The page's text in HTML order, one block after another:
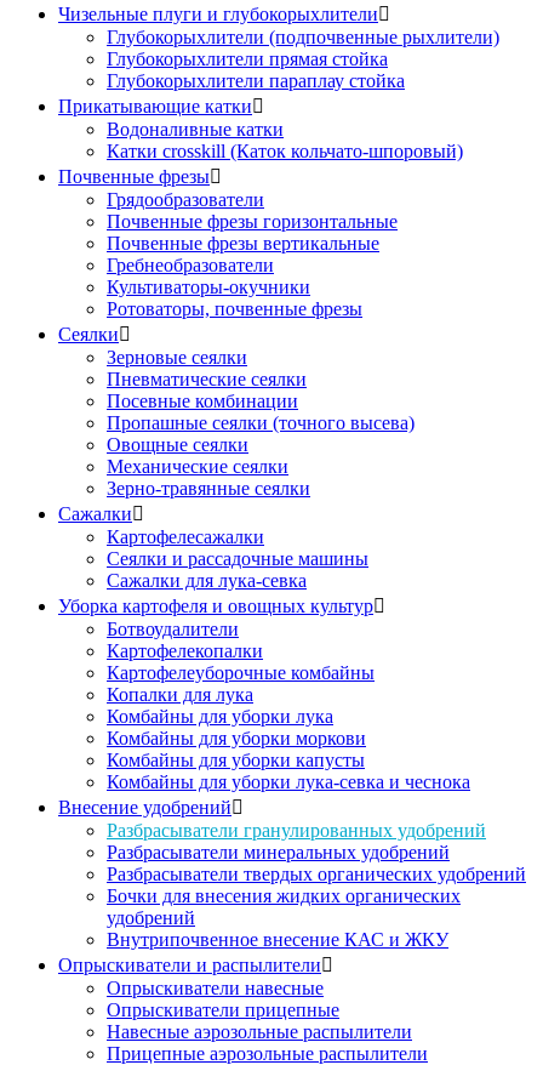
Чизельные плуги и глубокорыхлители
Глубокорыхлители (подпочвенные рыхлители)
Глубокорыхлители прямая стойка
Глубокорыхлители параплау стойка
Прикатывающие катки
Водоналивные катки
Катки crosskill (Каток кольчато-шпоровый)
Почвенные фрезы
Грядообразователи
Почвенные фрезы горизонтальные
Почвенные фрезы вертикальные
Гребнеобразователи
Культиваторы-окучники
Ротоваторы, почвенные фрезы
Сеялки
Зерновые сеялки
Пневматические сеялки
Посевные комбинации
Пропашные сеялки (точного высева)
Овощные сеялки
Механические сеялки
Зерно-травянные сеялки
Сажалки
Картофелесажалки
Сеялки и рассадочные машины
Сажалки для лука-севка
Уборка картофеля и овощных культур
Ботвоудалители
Картофелекопалки
Картофелеуборочные комбайны
Копалки для лука
Комбайны для уборки лука
Комбайны для уборки моркови
Комбайны для уборки капусты
Комбайны для уборки лука-севка и чеснока
Внесение удобрений
Разбрасыватели гранулированных удобрений
Разбрасыватели минеральных удобрений
Разбрасыватели твердых органических удобрений
Бочки для внесения жидких органических
удобрений
Внутрипочвенное внесение КАС и ЖКУ
Опрыскиватели и распылители
Опрыскиватели навесные
Опрыскиватели прицепные
Навесные аэрозольные распылители
Прицепные аэрозольные распылители